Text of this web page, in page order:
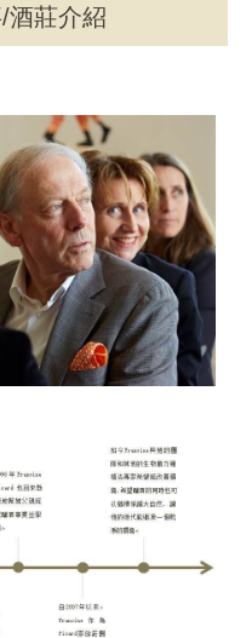
酒莊介紹